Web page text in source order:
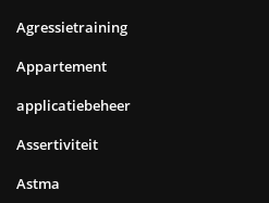
Agressietraining
Appartement
applicatiebeheer
Assertiviteit
Astma